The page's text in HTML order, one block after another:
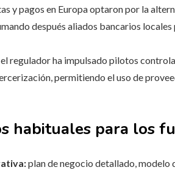
y pagos en Europa optaron por la
después aliados bancarios
el regulador ha impulsado pilotos
permitiendo el uso de
habituales para los
plan de negocio detallado, modelo